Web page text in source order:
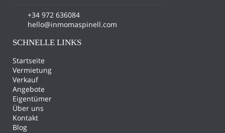
+34 972 636084
hello@inmomaspinell.com
SCHNELLE LINKS
Startseite
Vermietung
Verkauf
Angebote
Eigentümer
Über uns
Kontakt
Blog